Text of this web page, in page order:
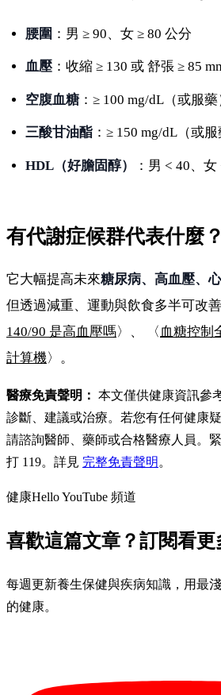
腰圍 ：男 ≥ 90、女 ≥ 80 公分
血壓：收縮 ≥ 130 或 舒張 ≥ 85
空腹血糖：≥ 100 mg/dL（或服藥
三酸甘油酯 ：≥ 150 mg/dL（或服
HDL（好膽固醇） ：男 < 40、
有代謝症候群代表什麼？
它大幅提高未來糖尿病、高血壓、
但透過減重、運動與飲食多半可改
140/90 是高血壓嗎〉、 〈 血糖控制
計算機〉。
醫療免責聲明： 本文僅供健康資訊參
診斷、建議或治療。若您有任何健康
請諮詢醫師、藥師或合格醫療人員。
打 119。詳見 完整免責聲明 。
健康Hello YouTube 頻道
喜歡這篇文章？訂閱看
每週更新養生保健與疾病知識，用最
的健康。